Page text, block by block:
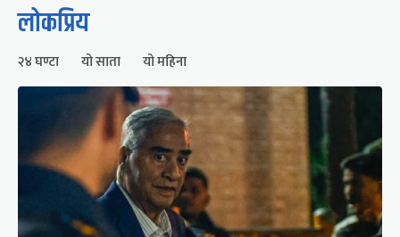
लोकप्रिय
२४ घण्टा यो साता यो महिना